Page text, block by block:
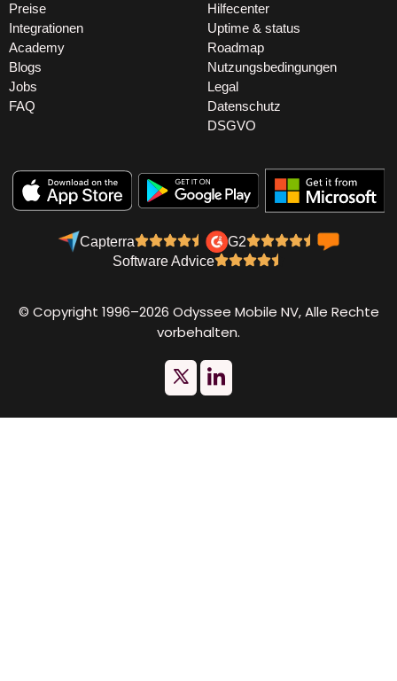
Preise
Integrationen
Academy
Blogs
Jobs
FAQ
Hilfecenter
Uptime & status
Roadmap
Nutzungsbedingungen
Legal
Datenschutz
DSGVO
Capterra
G2
Software Advice
© Copyright 1996–2026 Odyssee Mobile NV, Alle Rechte
vorbehalten.